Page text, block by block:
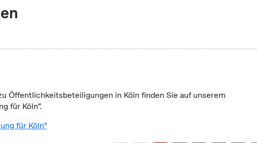
Öffentlichkeitsbeteiligungen in Köln finden Sie auf unserem
für Köln".
für Köln"